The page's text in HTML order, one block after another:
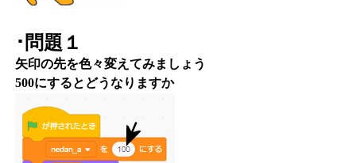
･問題１
矢印の先を色々変えてみましょう
500にするとどうなりますか